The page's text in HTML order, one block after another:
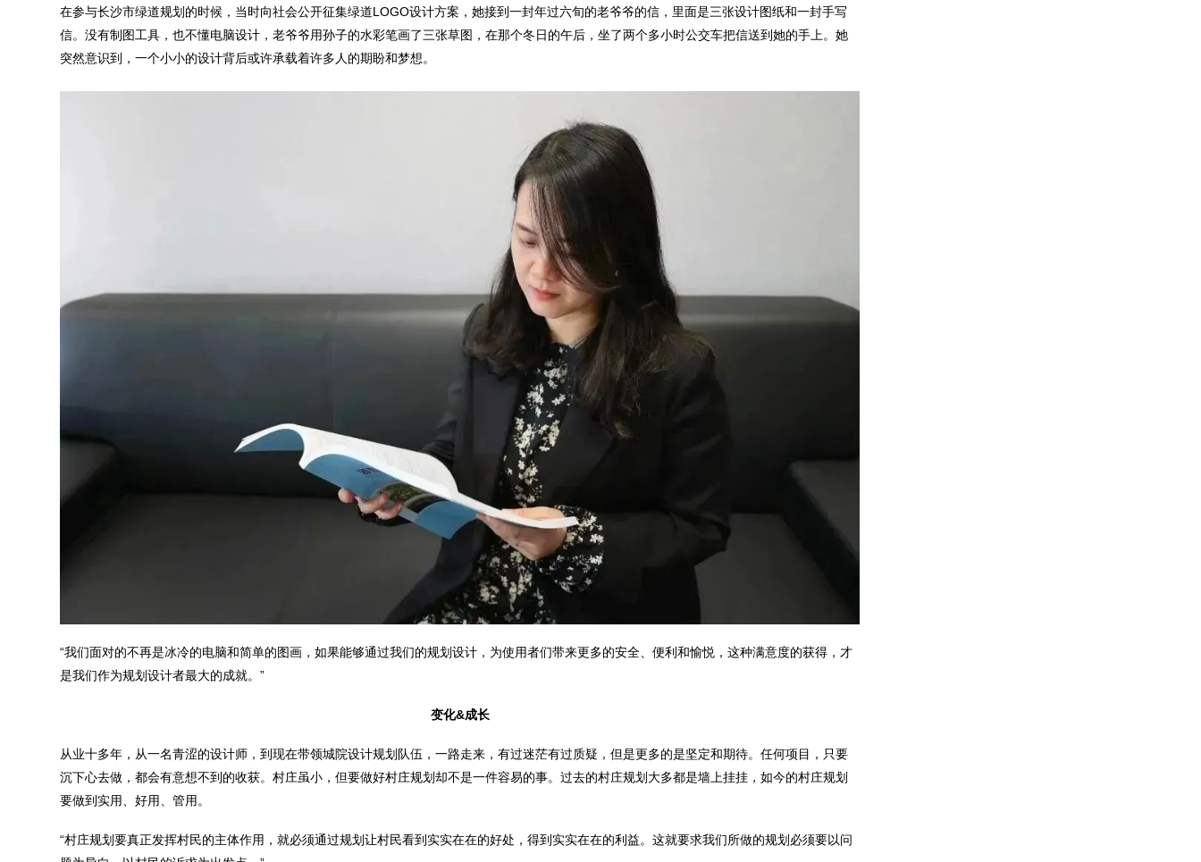
在参与长沙市绿道规划的时候，当时向社会公开征集绿道LOGO设计方案，她接到一封年过六旬的老爷爷的信，里面是三张设计图纸和一封手写
信。没有制图工具，也不懂电脑设计，老爷爷用孙子的水彩笔画了三张草图，在那个冬日的午后，坐了两个多小时公交车把信送到她的手上。她
突然意识到，一个小小的设计背后或许承载着许多人的期盼和梦想。
“我们面对的不再是冰冷的电脑和简单的图画，如果能够通过我们的规划设计，为使用者们带来更多的安全、便利和愉悦，这种满意度的获得，才
是我们作为规划设计者最大的成就。”
变化&成长
从业十多年，从一名青涩的设计师，到现在带领城院设计规划队伍，一路走来，有过迷茫有过质疑，但是更多的是坚定和期待。任何项目，只要
沉下心去做，都会有意想不到的收获。村庄虽小，但要做好村庄规划却不是一件容易的事。过去的村庄规划大多都是墙上挂挂，如今的村庄规划
要做到实用、好用、管用。
“村庄规划要真正发挥村民的主体作用，就必须通过规划让村民看到实实在在的好处，得到实实在在的利益。这就要求我们所做的规划必须要以问